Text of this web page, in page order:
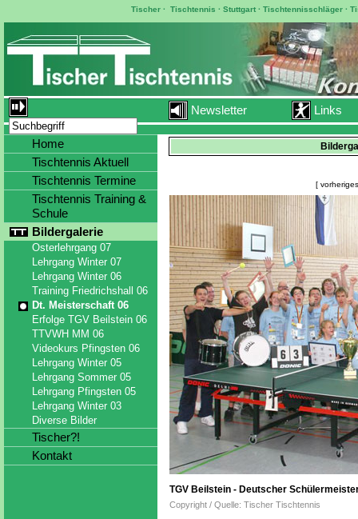
Tischer ·Tischtennis ·Stuttgart ·Tischtennisschläger ·
Newsletter Links
[
TGV Beilstein - Deutscher
Copyright / Quelle: Tischer Tischtennis
Home
Tischtennis Aktuell
Tischtennis Termine
Tischtennis Training &
Schule
Bildergalerie
Osterlehrgang 07
Lehrgang Winter 07
Lehrgang Winter 06
Training Friedrichshall 06
Dt. Meisterschaft 06
Erfolge TGV Beilstein 06
TTVWH MM 06
Videokurs Pfingsten 06
Lehrgang Winter 05
Lehrgang Sommer 05
Lehrgang Pfingsten 05
Lehrgang Winter 03
Diverse Bilder
Tischer?!
Kontakt